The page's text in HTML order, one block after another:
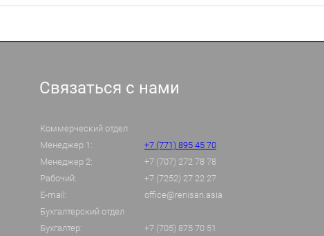
Связаться с нами
Коммерческий отдел
Менеджер 1:
+7 (771) 895 45 70
Менеджер 2:
+7 (707) 272 78 78
Рабочий:
+7 (7252) 27 22 27
E-mail:
office@renisan.asia
Бухгалтерский отдел
Бухгалтер:
+7 (705) 875 70 51